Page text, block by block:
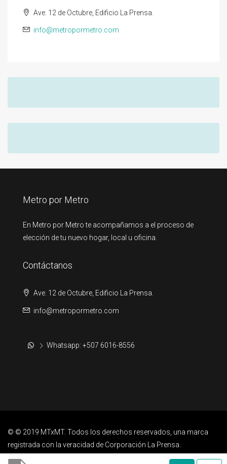
Ave. 12 de Octubre, Edificio La Prensa.
info@metropormetro.com
Metro por Metro
En Metro por Metro te acompañamos a el proceso de
elección de tu nuevo hogar, local u oficina.
Contáctanos
Ave. 12 de Octubre, Edificio La Prensa.
info@metropormetro.com
Whatsapp: +507 6016-8556
© © 2019 MTxMT. Todos los derechos reservados, una marca
registrada con la veracidad de Corporación La Prensa.